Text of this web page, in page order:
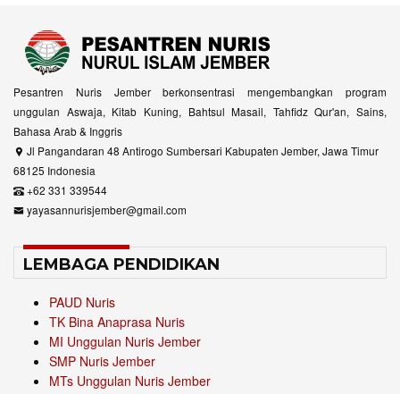
Pesantren Nuris Jember berkonsentrasi mengembangkan program
unggulan Aswaja, Kitab Kuning, Bahtsul Masail, Tahfidz Qur'an, Sains,
Bahasa Arab & Inggris
Jl Pangandaran 48 Antirogo Sumbersari Kabupaten Jember, Jawa Timur
68125 Indonesia
+62 331 339544
yayasannurisjember@gmail.com
LEMBAGA PENDIDIKAN
PAUD Nuris
TK Bina Anaprasa Nuris
MI Unggulan Nuris Jember
SMP Nuris Jember
MTs Unggulan Nuris Jember